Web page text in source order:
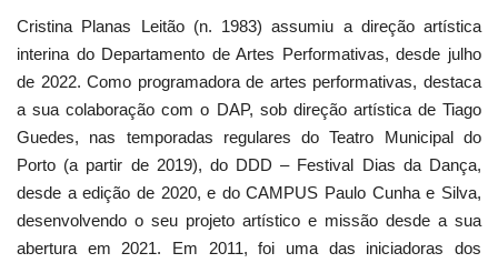
Cristina Planas Leitão (n. 1983) assumiu a direção artística
interina do Departamento de Artes Performativas, desde julho
de 2022. Como programadora de artes performativas, destaca
a sua colaboração com o DAP, sob direção artística de Tiago
Guedes, nas temporadas regulares do Teatro Municipal do
Porto (a partir de 2019), do DDD – Festival Dias da Dança,
desde a edição de 2020, e do CAMPUS Paulo Cunha e Silva,
desenvolvendo o seu projeto artístico e missão desde a sua
abertura em 2021. Em 2011, foi uma das iniciadoras dos